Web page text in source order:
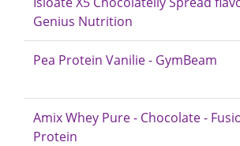
Genius Nutrition
Pea Protein Vanilie - GymBeam
Amix Whey Pure - Chocolate -
Protein